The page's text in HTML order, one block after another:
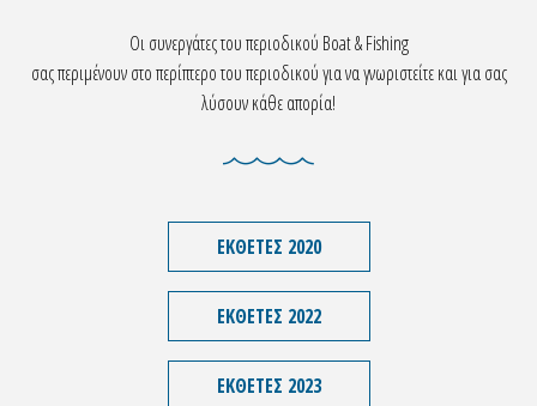
Οι συνεργάτες του περιοδικού Boat & Fishing
σας περιμένουν στο περίπτερο του περιοδικού για να γνωριστείτε και για σας
λύσουν κάθε απορία!
ΕΚΘΕΤΕΣ 2020
ΕΚΘΕΤΕΣ 2022
ΕΚΘΕΤΕΣ 2023